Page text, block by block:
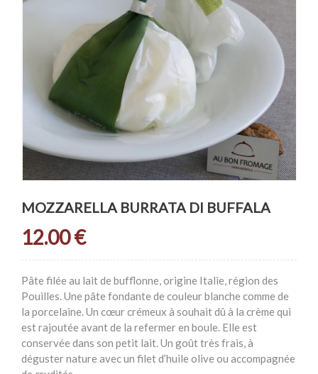
MOZZARELLA BURRATA DI BUFFALA
12.00€
Pâte filée au lait de bufflonne, origine Italie, région des
Pouilles. Une pâte fondante de couleur blanche comme de
la porcelaine. Un cœur crémeux à souhait dû à la crème qui
est rajoutée avant de la refermer en boule. Elle est
conservée dans son petit lait. Un goût très frais, à
déguster nature avec un filet d’huile olive ou accompagnée